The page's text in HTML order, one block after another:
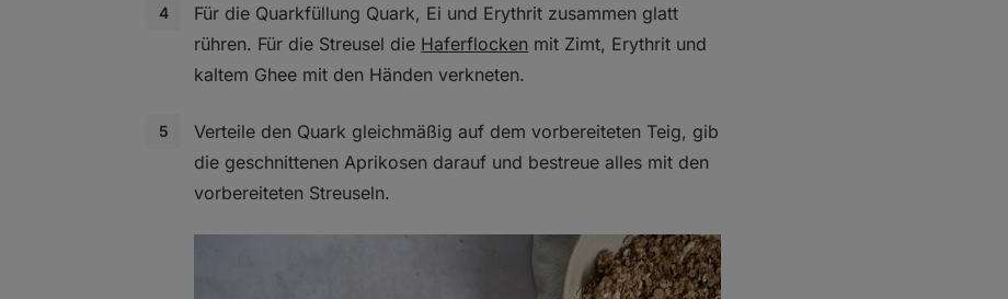
Für die Quarkfüllung Quark, Ei und Erythrit zusammen glatt
rühren. Für die Streusel die Haferflocken mit Zimt, Erythrit und
kaltem Ghee mit den Händen verkneten.
Verteile den Quark gleichmäßig auf dem vorbereiteten Teig, gib
die geschnittenen Aprikosen darauf und bestreue alles mit den
vorbereiteten Streuseln.